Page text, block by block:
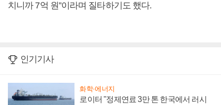
치니까 7억 원”이라며 질타하기도 했다.
인기기사
화학·에너지
로이터 "정제연료 3만 톤 한국에서 러시